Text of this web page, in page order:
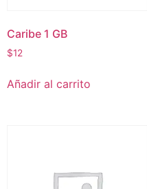
Caribe 1 GB
$12
Añadir al carrito